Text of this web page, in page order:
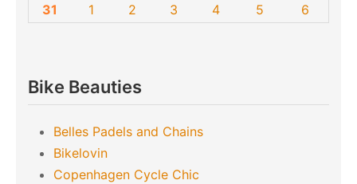
31
1 2 3 4 5 6
Bike Beauties
Belles Padels and Chains
Bikelovin
Copenhagen Cycle Chic